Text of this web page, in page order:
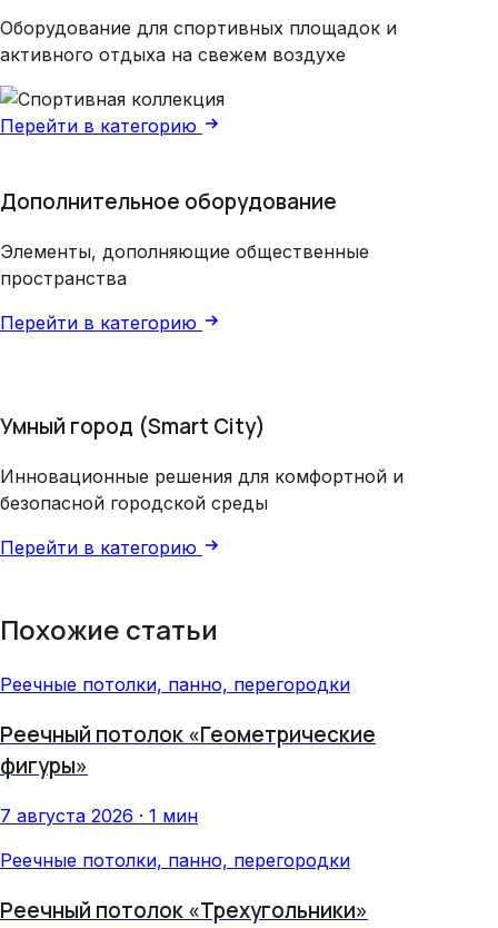
Оборудование для спортивных площадок и
активного отдыха на свежем воздухе
Перейти в категорию
Дополнительное оборудование
Элементы, дополняющие общественные
пространства
Перейти в категорию
Умный город (Smart City)
Инновационные решения для комфортной и
безопасной городской среды
Перейти в категорию
Похожие статьи
Реечные потолки, панно, перегородки
Реечный потолок «Геометрические
фигуры»
7 августа 2026 · 1 мин
Реечные потолки, панно, перегородки
Реечный потолок «Трехугольники»